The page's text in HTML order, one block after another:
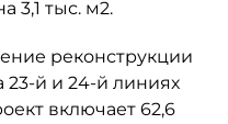
3,1 тыс. м2.
реконструкции
23-й и 24-й линиях
включает 62,6